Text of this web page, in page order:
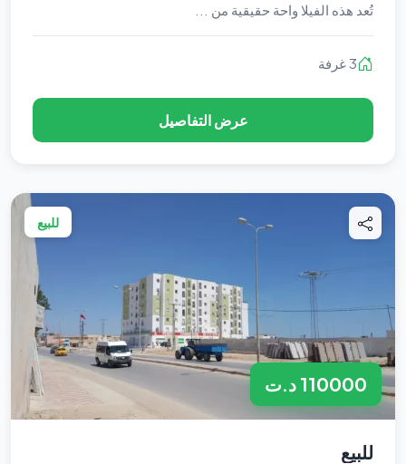
تُعد هذه الفيلا واحة حقيقية من ...
3 غرفة
عرض التفاصيل
للبيع
110000 د.ت
للبيع